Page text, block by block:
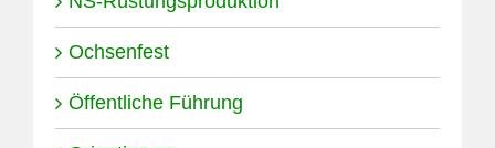
Ochsenfest
Öffentliche Führung